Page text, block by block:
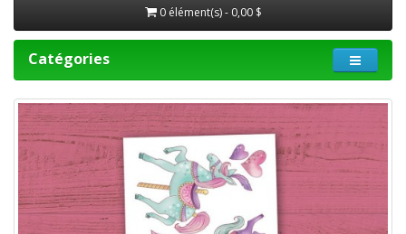
0 élément(s) - 0,00 $
Catégories